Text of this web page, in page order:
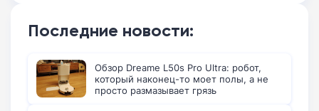
Последние новости:
Обзор Dreame L50s Pro Ultra: робот,
который наконец-то моет полы, а не
просто размазывает грязь